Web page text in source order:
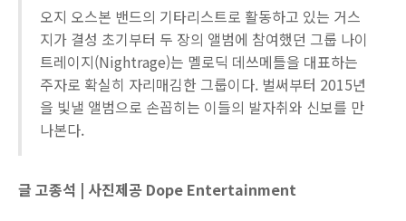
오지 오스본 밴드의 기타리스트로 활동하고 있는 거스
지가 결성 초기부터 두 장의 앨범에 참여했던 그룹 나이
트레이지(Nightrage)는 멜로딕 데쓰메틀을 대표하는
주자로 확실히 자리매김한 그룹이다. 벌써부터 2015년
을 빛낼 앨범으로 손꼽히는 이들의 발자취와 신보를 만
나본다.
글 고종석 | 사진제공 Dope Entertainment